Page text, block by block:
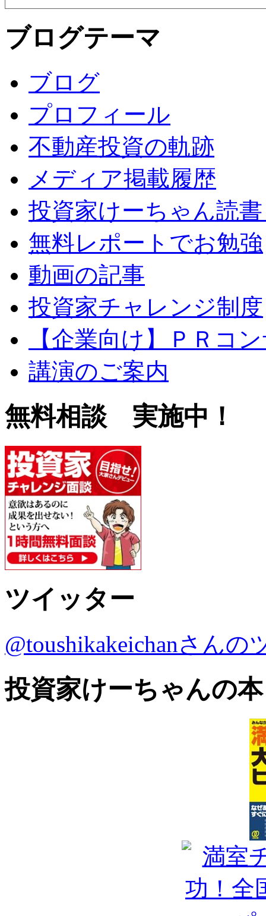
ブログテーマ
ブログ
プロフィール
不動産投資の軌跡
メディア掲載履歴
投資家けーちゃん読
無料レポートでお勉強
動画の記事
投資家チャレンジ制度
【企業向け】ＰＲコ
講演のご案内
無料相談 実施中！
ツイッター
@toushikakeichanさんの
投資家けーちゃんの本